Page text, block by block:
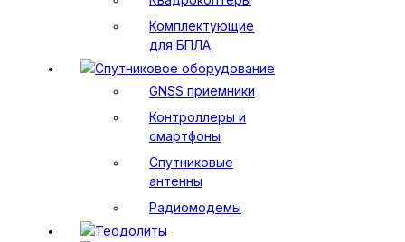
Комплектующие
для БПЛА
Спутниковое оборудование
GNSS приемники
Контроллеры и
смартфоны
Спутниковые
антенны
Радиомодемы
Теодолиты